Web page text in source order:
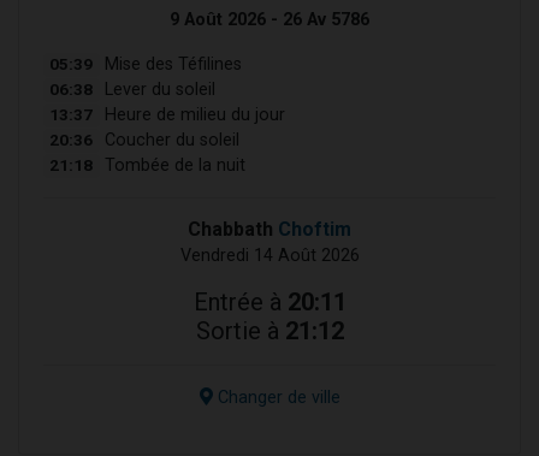
9 Août 2026 - 26 Av 5786
05:39 Mise des Téfilines
06:38 Lever du soleil
13:37 Heure de milieu du jour
20:36 Coucher du soleil
21:18 Tombée de la nuit
Chabbath Choftim
Vendredi 14 Août 2026
Entrée à 20:11
Sortie à 21:12
Changer de ville